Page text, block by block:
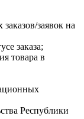
заявок на
заказа;
товара в
Республики